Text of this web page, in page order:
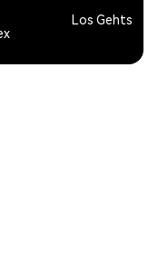
Los Gehts